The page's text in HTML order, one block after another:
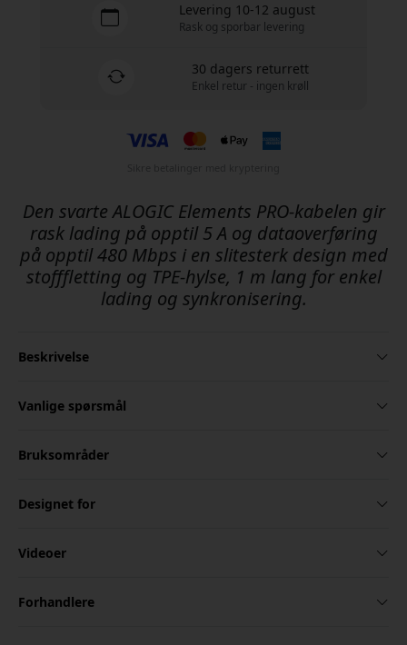
Levering 10-12 august
Rask og sporbar levering
30 dagers returrett
Enkel retur - ingen krøll
Den svarte ALOGIC Elements PRO-kabelen gir
rask lading på opptil 5 A og dataoverføring
på opptil 480 Mbps i en slitesterk design med
stofffletting og TPE-hylse, 1 m lang for enkel
lading og synkronisering.
Beskrivelse
Vanlige spørsmål
Bruksområder
Designet for
Videoer
Forhandlere